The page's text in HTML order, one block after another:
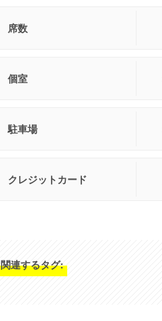
席数
個室
駐車場
クレジットカード
関連するタグ: